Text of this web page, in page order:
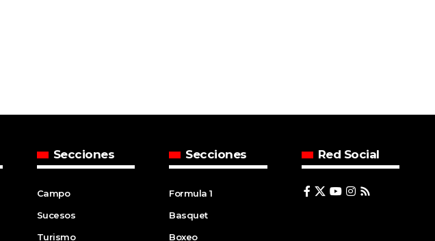
Secciones
Campo
Sucesos
Turismo
Secciones
Formula 1
Basquet
Boxeo
Red Social